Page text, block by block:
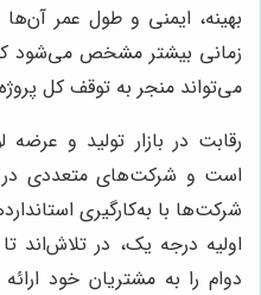
بهینه، ایمنی و طول عمر
زمانی بیشتر مشخص می‌شود
می‌تواند منجر به توقف کل
رقابت در بازار تولید و
است و شرکت‌های متعددی در
شرکت‌ها با به‌کارگیری
اولیه درجه یک، در تلاش‌اند
دوام را به مشتریان خود